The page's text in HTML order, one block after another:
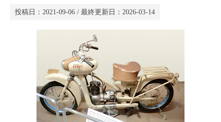
投稿日： 2021-09-06 / 最終更新日： 2026-03-14